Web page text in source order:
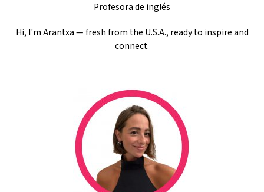
Profesora de inglés
Hi, I'm Arantxa — fresh from the U.S.A., ready to inspire and
connect.